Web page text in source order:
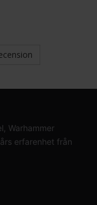
Warhammer
erfarenhet från